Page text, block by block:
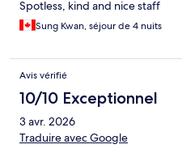
Spotless, kind and nice staff
Sung Kwan, séjour de 4 nuits
Avis vérifié
10/10 Exceptionnel
3 avr. 2026
Traduire avec Google